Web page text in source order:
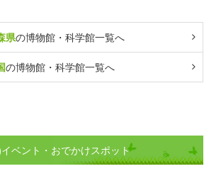
県の博物館・科学館一覧へ
の博物館・科学館一覧へ
ベント・おでかけスポット